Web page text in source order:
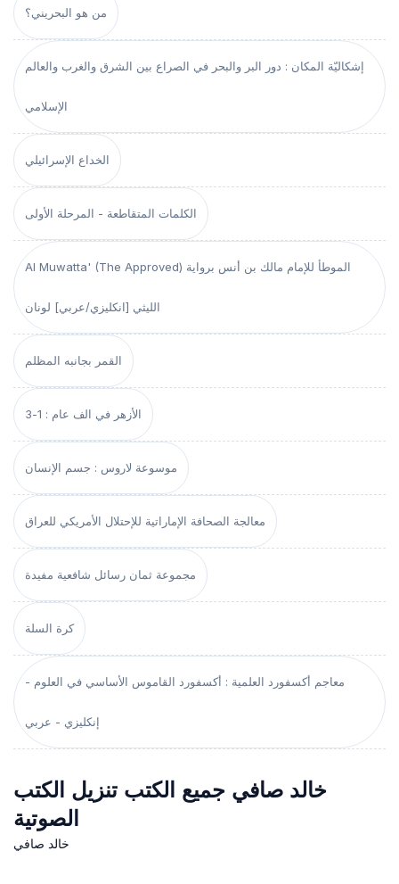
من هو البحريني؟
إشكاليّة المكان : دور البر والبحر في الصراع بين الشرق والغرب والعالم
الإسلامي
الخداع الإسرائيلي
الكلمات المتقاطعة - المرحلة الأولى
Al Muwatta' (The Approved) الموطأ للإمام مالك بن أنس برواية
الليثي [انكليزي/عربي] لونان
القمر بجانبه المظلم
الأزهر في الف عام : 1-3
موسوعة لاروس : جسم الإنسان
معالجة الصحافة الإماراتية للإحتلال الأمريكي للعراق
مجموعة ثمان رسائل شافعية مفيدة
كرة السلة
معاجم أكسفورد العلمية : أكسفورد القاموس الأساسي في العلوم -
إنكليزي - عربي
خالد صافي جميع الكتب تنزيل الكتب
الصوتية
خالد صافي